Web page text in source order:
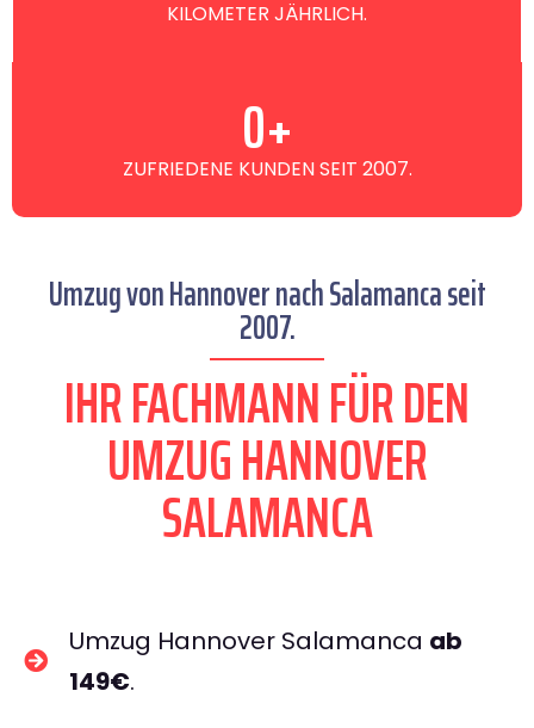
KILOMETER JÄHRLICH.
ZUFRIEDENE KUNDEN SEIT 2007.
0+
Umzug von Hannover nach Salamanca seit
2007.
IHR FACHMANN FÜR DEN
UMZUG HANNOVER
SALAMANCA
Umzug Hannover Salamanca ab
149€.